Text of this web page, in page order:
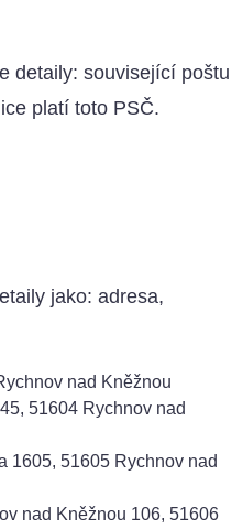
detaily: související poštu
platí toto PSČ.
jako: adresa,
nad Kněžnou
51604 Rychnov nad
1605, 51605 Rychnov nad
nad Kněžnou 106, 51606